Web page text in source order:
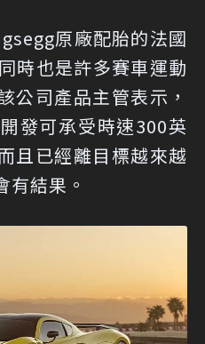
原廠配胎的法國
時也是許多賽車運動
公司產品主管表示，
發可承受時速300英
且已經離目標越來越
有結果。